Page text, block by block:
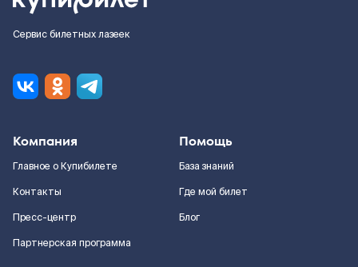
Сервис билетных лазеек
Компания
Главное о Купибилете
Контакты
Пресс-центр
Партнерская программа
Помощь
База знаний
Где мой билет
Блог